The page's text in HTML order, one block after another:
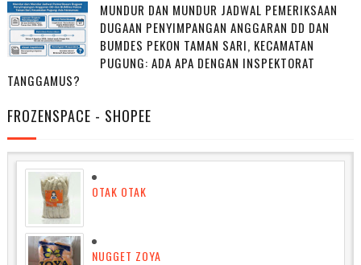
MUNDUR DAN MUNDUR JADWAL PEMERIKSAAN
DUGAAN PENYIMPANGAN ANGGARAN DD DAN
BUMDES PEKON TAMAN SARI, KECAMATAN
PUGUNG: ADA APA DENGAN INSPEKTORAT
TANGGAMUS?
FROZENSPACE - SHOPEE
OTAK OTAK
NUGGET ZOYA